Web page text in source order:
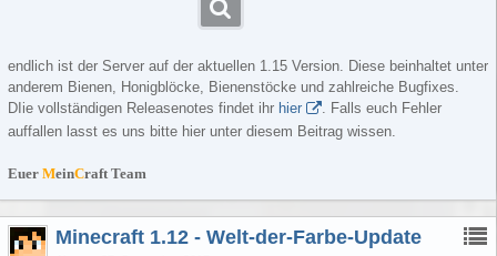
endlich ist der Server auf der aktuellen 1.15 Version. Diese beinhaltet unter
anderem Bienen, Honigblöcke, Bienenstöcke und zahlreiche Bugfixes.
DIie vollständigen Releasenotes findet ihr hier
. Falls euch Fehler
auffallen lasst es uns bitte hier unter diesem Beitrag wissen.
Euer MeinCraft Team
Minecraft 1.12 - Welt-der-Farbe-Update